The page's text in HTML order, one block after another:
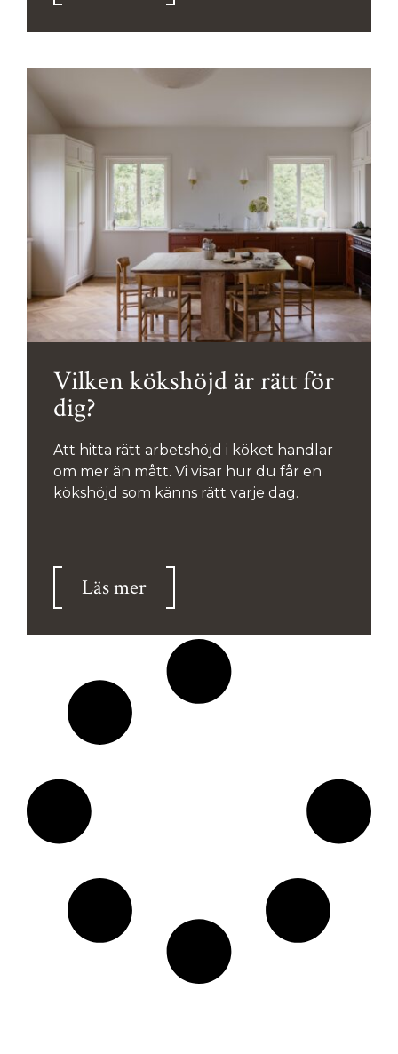
Vilken kökshöjd är rätt för
dig?
Att hitta rätt arbetshöjd i köket handlar
om mer än mått. Vi visar hur du får en
kökshöjd som känns rätt varje dag.
Läs mer